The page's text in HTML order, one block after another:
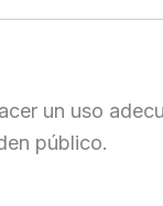
un uso
público.